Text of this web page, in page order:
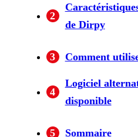
2
de Dirpy
3 Comment
4
Logiciel
disponible
5 Sommaire